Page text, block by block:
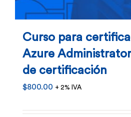
Curso para
Azure
de certificación
$800.00 + 2% IVA